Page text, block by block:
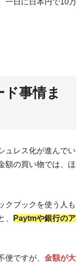
事情ま
ュレス化が進んでい
額の買い物では、ほ
クブックを使う人も
、
Paytmや銀行のア
便ですが、 金額が大